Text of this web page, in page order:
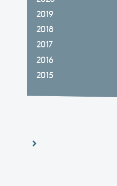
2019
2018
2017
2016
2015